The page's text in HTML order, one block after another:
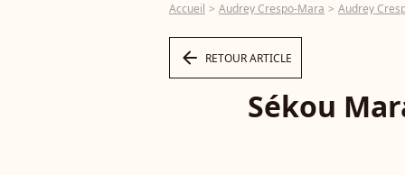
Accueil Audrey Crespo-Mara Audrey
arrow_left RETOUR ARTICLE
Sékou